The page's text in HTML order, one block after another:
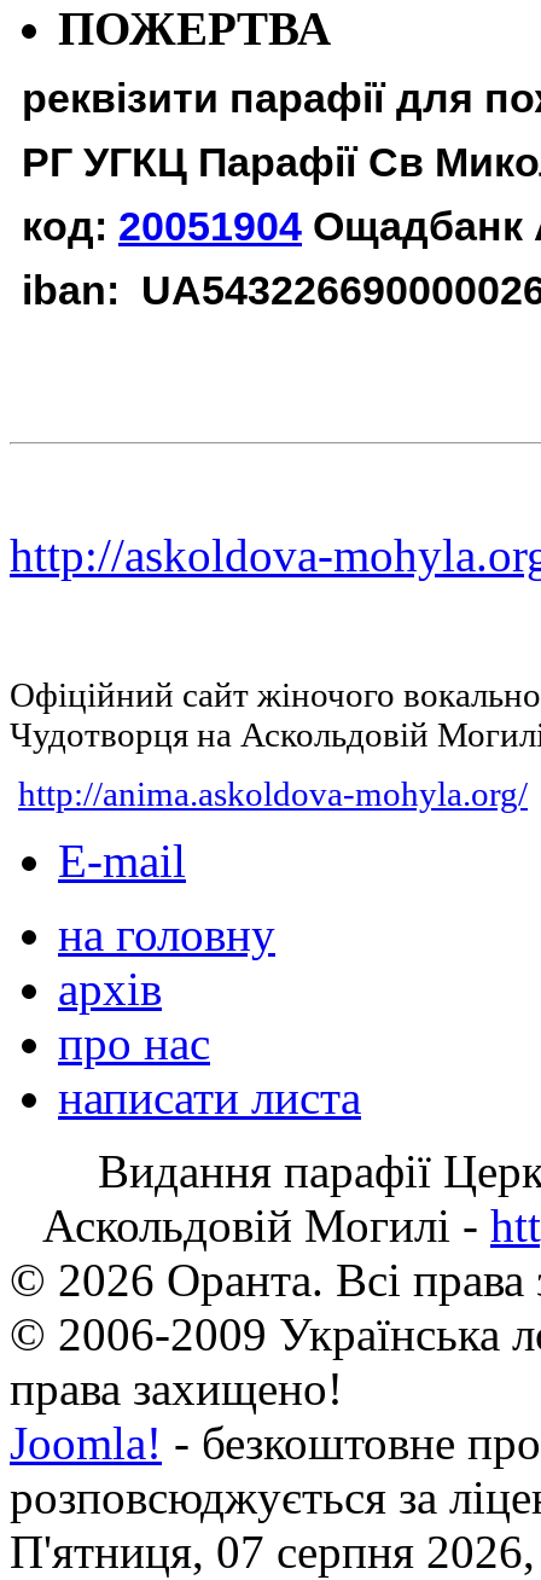
ПОЖЕРТВА
реквізити парафії для
РГ УГКЦ Парафії Св
код: 20051904 Ощадбанк
iban:
http://askoldova-
Офіційний сайт жіночого
Чудотворця на Аскольдовій
http://anima.askoldova-mohyla.org/
E-mail
на головну
архів
про нас
написати листа
Видання парафії
Аскольдовій Могилі -
© 2026 Оранта. Всі
© 2006-2009 Українська
права захищено!
Joomla! - безкоштовне
розповсюджується за
П'ятниця, 07 серпня